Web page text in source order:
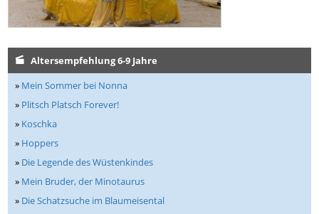
Altersempfehlung 6-9 Jahre
» Mein Sommer bei Nonna
» Plitsch Platsch Forever!
» Koschka
» Hoppers
» Die Legende des Wüstenkindes
» Mein Bruder, der Minotaurus
» Die Schatzsuche im Blaumeisental